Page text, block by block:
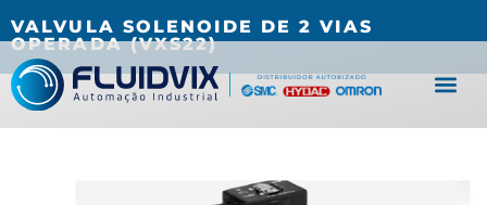
(27) 3067-0001 fluidvix@fluidvix.com.br
VALVULA SOLENOIDE DE 2 VIAS
OPERADA (VXS22)